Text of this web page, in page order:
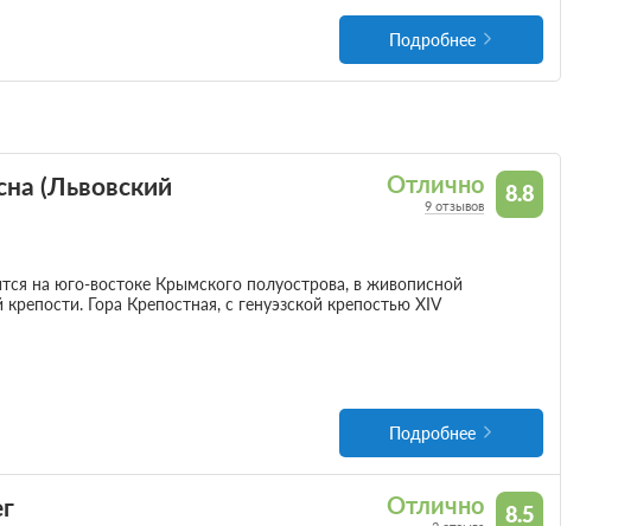
Подробнее
8.8
Отлично
9 отзывов
(Львовский
на юго-востоке Крымского полуострова, в живописной
Гора Крепостная, с генуэзской крепостью ХIV
Подробнее
8.5
Отлично